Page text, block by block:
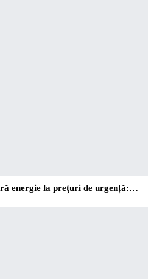
energie la prețuri de urgență:…